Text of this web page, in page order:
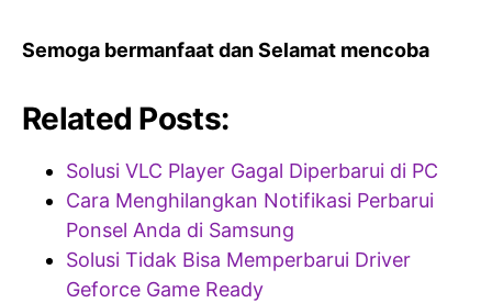
Semoga bermanfaat dan Selamat mencoba
Related Posts:
Solusi VLC Player Gagal Diperbarui di PC
Cara Menghilangkan Notifikasi Perbarui
Ponsel Anda di Samsung
Solusi Tidak Bisa Memperbarui Driver
Geforce Game Ready